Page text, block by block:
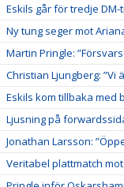
Eskils går för tredje DM-
Ny tung seger mot
Martin Pringle:
Christian Ljungberg:
Eskils kom tillbaka med
Ljusning på
Jonathan Larsson:
Veritabel plattmatch